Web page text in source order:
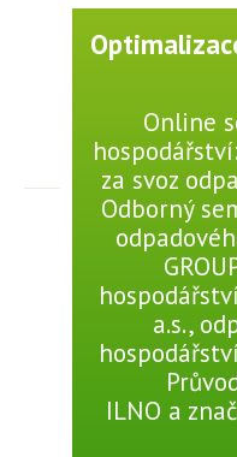
Online
za svoz
Odborný
a.s.,
ILNO a